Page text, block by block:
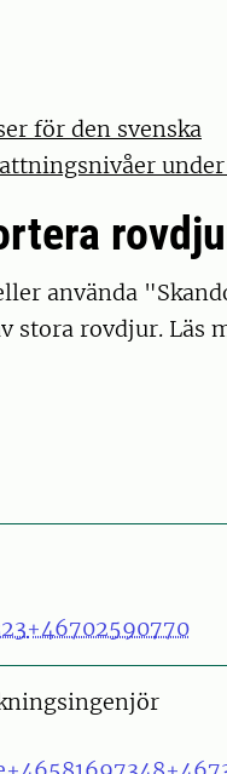
för den svenska
under
använda
stora rovdjur. Läs
+46702590770